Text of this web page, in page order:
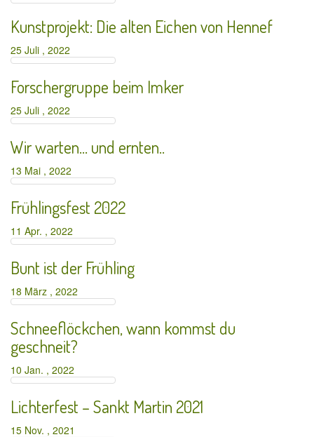
Kunstprojekt: Die alten Eichen von Hennef
25 Juli , 2022
Forschergruppe beim Imker
25 Juli , 2022
Wir warten… und ernten..
13 Mai , 2022
Frühlingsfest 2022
11 Apr. , 2022
Bunt ist der Frühling
18 März , 2022
Schneeflöckchen, wann kommst du
geschneit?
10 Jan. , 2022
Lichterfest – Sankt Martin 2021
15 Nov. , 2021